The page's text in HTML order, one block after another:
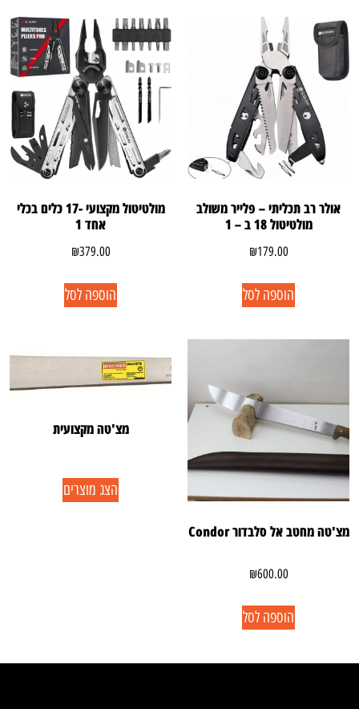
אולר רב תכליתי – פלייר משולב
מולטיטול 18 ב – 1
₪179.00
הוספה לסל
מולטיטול מקצועי -17 כלים בכלי
אחד 1
₪379.00
הוספה לסל
מצ'טה מחטב אל סלבדור Condor
₪600.00
הוספה לסל
מצ'טה מקצועית
הצג מוצרים